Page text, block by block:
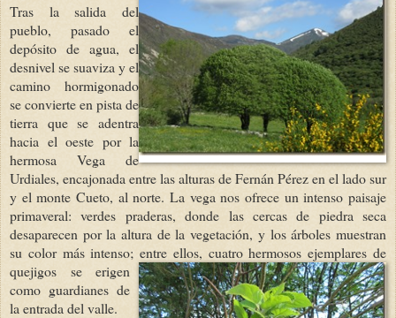
Tras la salida del
pueblo, pasado el
depósito de agua, el
desnivel se suaviza y el
camino hormigonado
se convierte en pista de
tierra que se adentra
hacia el oeste por la
hermosa Vega de
Urdiales, encajonada entre las alturas de Fernán Pérez en el lado sur
y el monte Cueto, al norte. La vega nos ofrece un intenso paisaje
primaveral: verdes praderas, donde las cercas de piedra seca
desaparecen por la altura de la vegetación, y los árboles muestran
su color más intenso; entre ellos, cuatro hermosos ejemplares de
quejigos se erigen
como guardianes de
la entrada del valle.